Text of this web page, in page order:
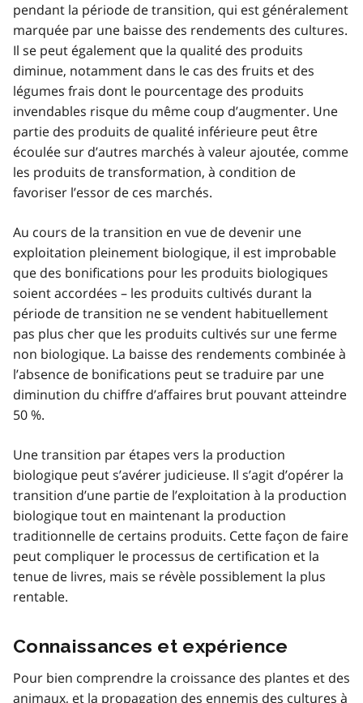
pendant la période de transition, qui est généralement
marquée par une baisse des rendements des cultures.
Il se peut également que la qualité des produits
diminue, notamment dans le cas des fruits et des
légumes frais dont le pourcentage des produits
invendables risque du même coup d’augmenter. Une
partie des produits de qualité inférieure peut être
écoulée sur d’autres marchés à valeur ajoutée, comme
les produits de transformation, à condition de
favoriser l’essor de ces marchés.
Au cours de la transition en vue de devenir une
exploitation pleinement biologique, il est improbable
que des bonifications pour les produits biologiques
soient accordées – les produits cultivés durant la
période de transition ne se vendent habituellement
pas plus cher que les produits cultivés sur une ferme
non biologique. La baisse des rendements combinée à
l’absence de bonifications peut se traduire par une
diminution du chiffre d’affaires brut pouvant atteindre
50 %.
Une transition par étapes vers la production
biologique peut s’avérer judicieuse. Il s’agit d’opérer la
transition d’une partie de l’exploitation à la production
biologique tout en maintenant la production
traditionnelle de certains produits. Cette façon de faire
peut compliquer le processus de certification et la
tenue de livres, mais se révèle possiblement la plus
rentable.
Connaissances et expérience
Pour bien comprendre la croissance des plantes et des
animaux, et la propagation des ennemis des cultures à